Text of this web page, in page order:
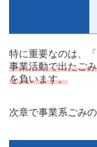
特に重要なのは、
事業活動で出たご
を負います。
次章で事業系ごみ